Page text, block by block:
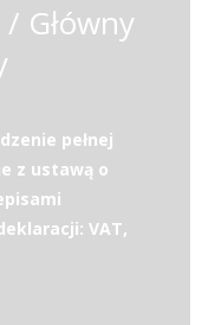
Główny
pełnej
z ustawą o
VAT,